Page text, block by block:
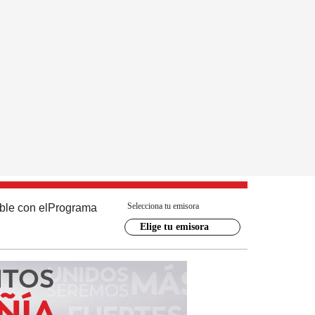
con el Programa Selecciona tu emisora
Elige tu emisora